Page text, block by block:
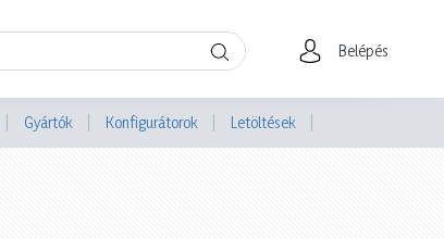
Belépés
Gyártók Konfigurátorok Letöltések